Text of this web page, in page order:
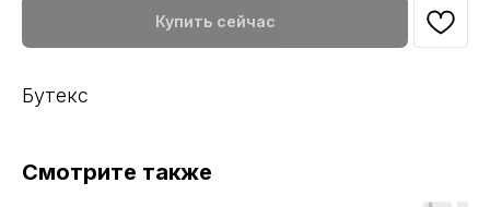
Купить сейчас
Бутекс
Смотрите также